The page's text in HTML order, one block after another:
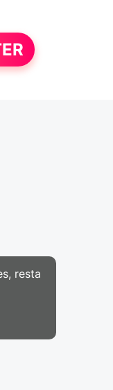
resta